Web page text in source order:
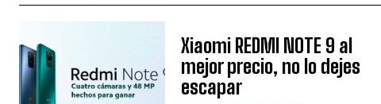
Xiaomi REDMI NOTE 9 al
mejor precio, no lo dejes
escapar